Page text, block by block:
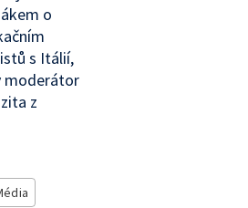
o
s Itálií,
moderátor
z